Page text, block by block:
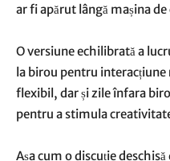
ar fi apărut lângă mașina de
O versiune echilibrată a
la birou pentru
flexibil, dar și zile înfara
pentru a stimula
Așa cum o discuție